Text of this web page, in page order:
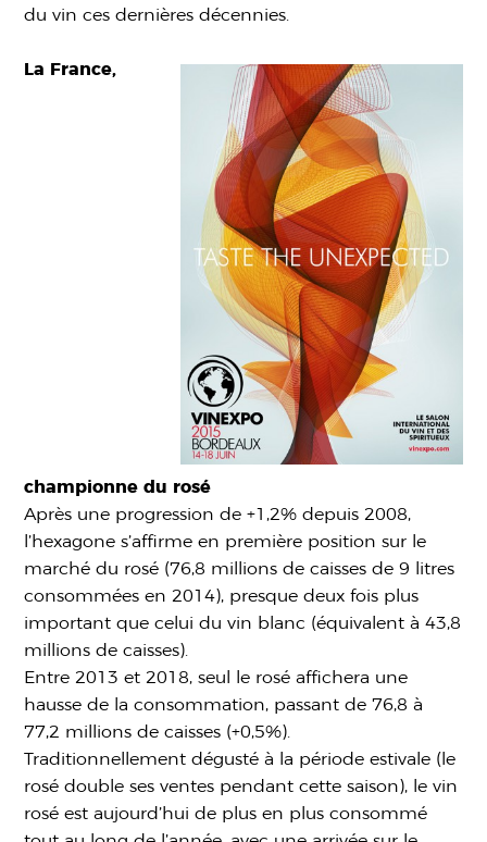
du vin ces dernières décennies.
La France,
championne du rosé
Après une progression de +1,2% depuis 2008,
l’hexagone s’affirme en première position sur le
marché du rosé (76,8 millions de caisses de 9 litres
consommées en 2014), presque deux fois plus
important que celui du vin blanc (équivalent à 43,8
millions de caisses).
Entre 2013 et 2018, seul le rosé affichera une
hausse de la consommation, passant de 76,8 à
77,2 millions de caisses (+0,5%).
Traditionnellement dégusté à la période estivale (le
rosé double ses ventes pendant cette saison), le vin
rosé est aujourd’hui de plus en plus consommé